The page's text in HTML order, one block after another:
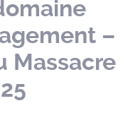
–
Massacre